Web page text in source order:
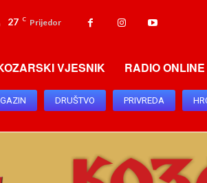
27 C Prijedor
VJESNIK RADIO ONLINE
DRUŠTVO PRIVREDA